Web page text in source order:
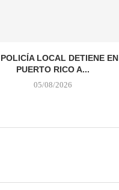
LOCAL DETIENE EN
PUERTO RICO A...
05/08/2026